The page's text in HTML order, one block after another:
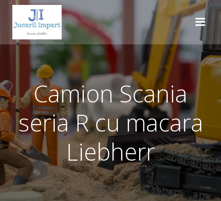
content
Camion Scania
seria R cu macara
Liebherr